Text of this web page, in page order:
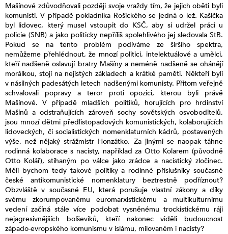
Mašínové zdůvodňovali později svoje vraždy tím, že jejich oběti byli
komunisti. V případě pokladníka Rošického se jedná o lež. Kašička
byl lidovec, který musel vstoupit do KSČ, aby si udržel práci u
policie (SNB) a jako politicky nepříliš spolehlivého jej sledovala StB.
Pokud se na tento problém podíváme ze širšího spektra,
nemůžeme přehlédnout, že mnozí politici, intelektuálové a umělci,
kteří nadšeně oslavují bratry Mašíny a neméně nadšeně se ohánějí
morálkou, stojí na nejistých základech a krátké paměti. Někteří byli
v násilných padesátých letech nadšenými komunisty. Přitom veřejně
schvalovali popravy a teror proti opozici, kterou byli právě
Mašínové. V případě mladších politiků, horujících pro hrdinství
Mašínů a odstraňujících zároveň sochy sovětských osvoboditelů,
jsou mnozí dětmi předlistopadových komunistických, kolaborujících
lidoveckých, či socialistických nomenklaturních kádrů, postavených
výše, než nějaký strážmistr Honzátko. Za jinými se naopak táhne
rodinná kolaborace s nacisty, například za Otto Kolarem (původně
Otto Kolář), stíhaným po válce jako zrádce a nacistický zločinec.
Měli bychom tedy takové politiky a rodinné příslušníky současné
české antikomunistické nomenklatury beztrestně podříznout?
Obzvláště v současné EU, která porušuje vlastní zákony a díky
svému zkorumpovanému euromarxistickému a multikulturnímu
vedení začíná stále více podobat vysněnému trockistickému ráji
nejagresivnějších bolševiků, kteří nakonec viděli budoucnost
západo-evropského komunismu v islámu, milovaném i nacisty?